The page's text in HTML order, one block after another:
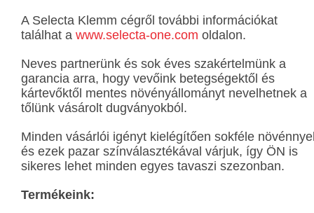
A Selecta Klemm cégről további információkat
találhat a www.selecta-one.com oldalon.
Neves partnerünk és sok éves szakértelmünk a
garancia arra, hogy vevőink betegségektől és
kártevőktől mentes növényállományt nevelhetnek a
tőlünk vásárolt dugványokból.
Minden vásárlói igényt kielégítően sokféle
és ezek pazar színválasztékával várjuk, így ÖN is
sikeres lehet minden egyes tavaszi szezonban.
Termékeink: